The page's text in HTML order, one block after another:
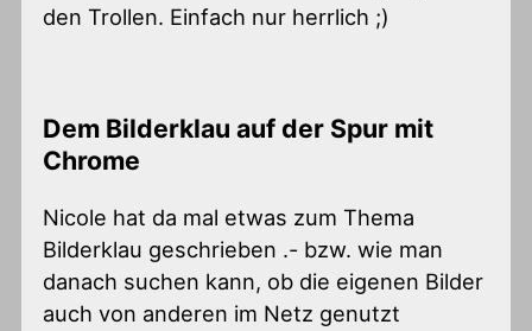
den Trollen. Einfach nur herrlich ;)
Dem Bilderklau auf der Spur mit
Chrome
Nicole hat da mal etwas zum Thema
Bilderklau geschrieben .- bzw. wie man
danach suchen kann, ob die eigenen Bilder
auch von anderen im Netz genutzt